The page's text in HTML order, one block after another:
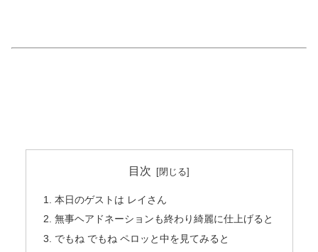
目次
本日のゲストは レイさん
無事ヘアドネーションも終わり綺麗に仕上げると
でもね でもね ペロッと中を見てみると